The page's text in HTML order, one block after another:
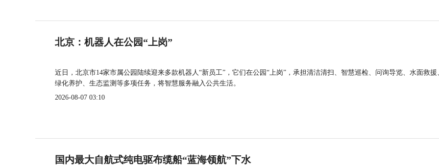
北京：机器人在公园“上岗”
近日，北京市14家市属公园陆续迎来多款机器人“新员工”，它们在公园“上岗”，承担清洁清扫、智慧巡检、问询导览、水面救援
绿化养护、生态监测等多项任务，将智慧服务融入公共生活。
2026-08-07 03:10
国内最大自航式纯电驱布缆船“蓝海领航”下水